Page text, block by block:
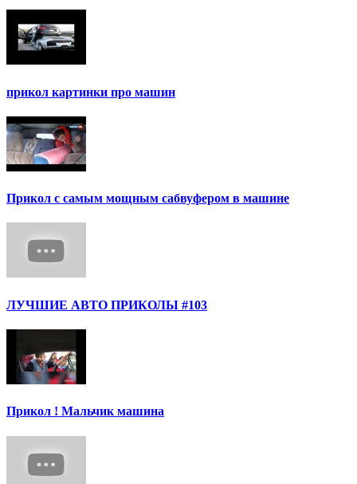
прикол картинки про машин
Прикол с самым мощным сабвуфером в машине
ЛУЧШИЕ АВТО ПРИКОЛЫ #103
Прикол ! Мальчик машина